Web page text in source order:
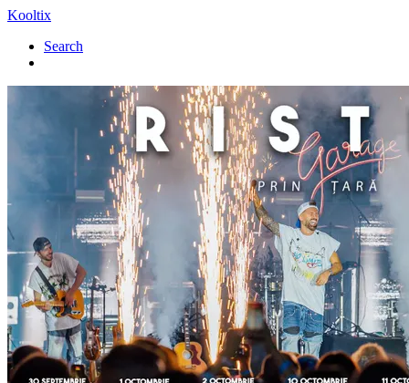
Kooltix
Search